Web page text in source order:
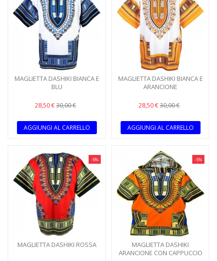
MAGLIETTA DASHIKI BIANCA E
BLU
28,50 €30,00 €
AGGIUNGI AL CARRELLO
MAGLIETTA DASHIKI BIANCA E
ARANCIONE
28,50 €30,00 €
AGGIUNGI AL CARRELLO
-5%
MAGLIETTA DASHIKI ROSSA
-5%
MAGLIETTA DASHIKI
ARANCIONE CON CAPPUCCIO